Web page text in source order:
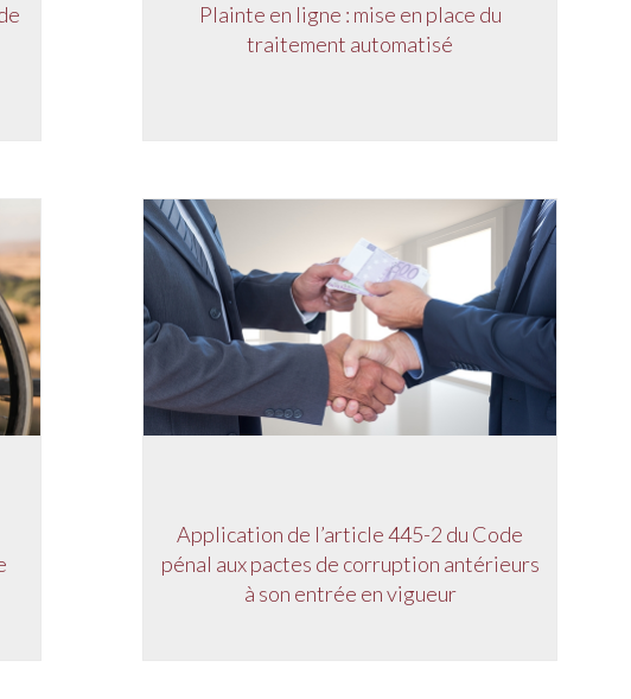
Plainte en ligne : mise en place du
traitement automatisé
Application de l’article 445-2 du Code
pénal aux pactes de corruption antérieurs
à son entrée en vigueur